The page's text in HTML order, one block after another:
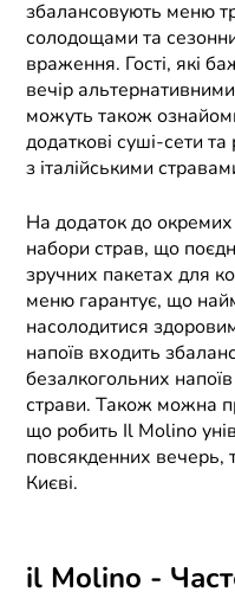
збалансовують меню
солодощами та
враження. Гості, які
вечір
можуть також
додаткові суші-сети
з італійськими
На додаток до
набори страв, що
зручних пакетах для
меню гарантує, що
насолодитися
напоїв входить
безалкогольних
страви. Також можна
що робить Il Molino
повсякденних вечерь,
Києві.
il Molino -